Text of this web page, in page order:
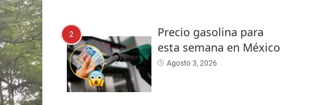
2
Precio gasolina para
esta semana en México
Agosto 3, 2026